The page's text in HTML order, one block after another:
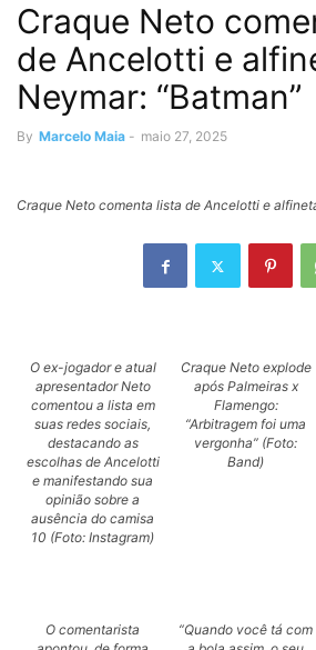
Craque Neto
de Ancelotti e
Neymar: “Batman”
By Marcelo Maia - maio 27, 2025
Craque Neto comenta lista de Ancelotti e
O ex-jogador e atual
apresentador Neto
comentou a lista em
suas redes sociais,
destacando as
escolhas de Ancelotti
e manifestando sua
opinião sobre a
ausência do camisa
10 (Foto: Instagram)
Craque Neto explode
após Palmeiras x
Flamengo:
“Arbitragem foi uma
vergonha” (Foto:
Band)
O comentarista
“Quando você tá com